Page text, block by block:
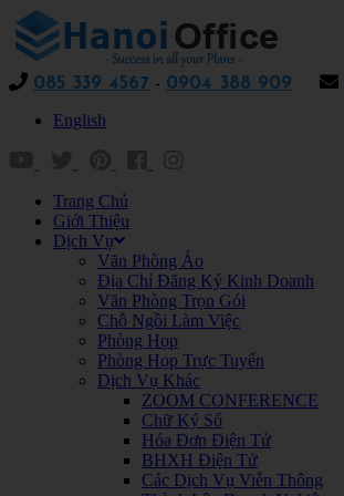
085 339 4567 - 0904 388 909
English
Trang Chủ
Giới Thiệu
Dịch Vụ
Văn Phòng Ảo
Địa Chỉ Đăng Ký Kinh Doanh
Văn Phòng Trọn Gói
Chỗ Ngồi Làm Việc
Phòng Họp
Phòng Họp Trực Tuyến
Dịch Vụ Khác
ZOOM CONFERENCE
Chữ Ký Số
Hóa Đơn Điện Tử
BHXH Điện Tử
Các Dịch Vụ Viễn Thông